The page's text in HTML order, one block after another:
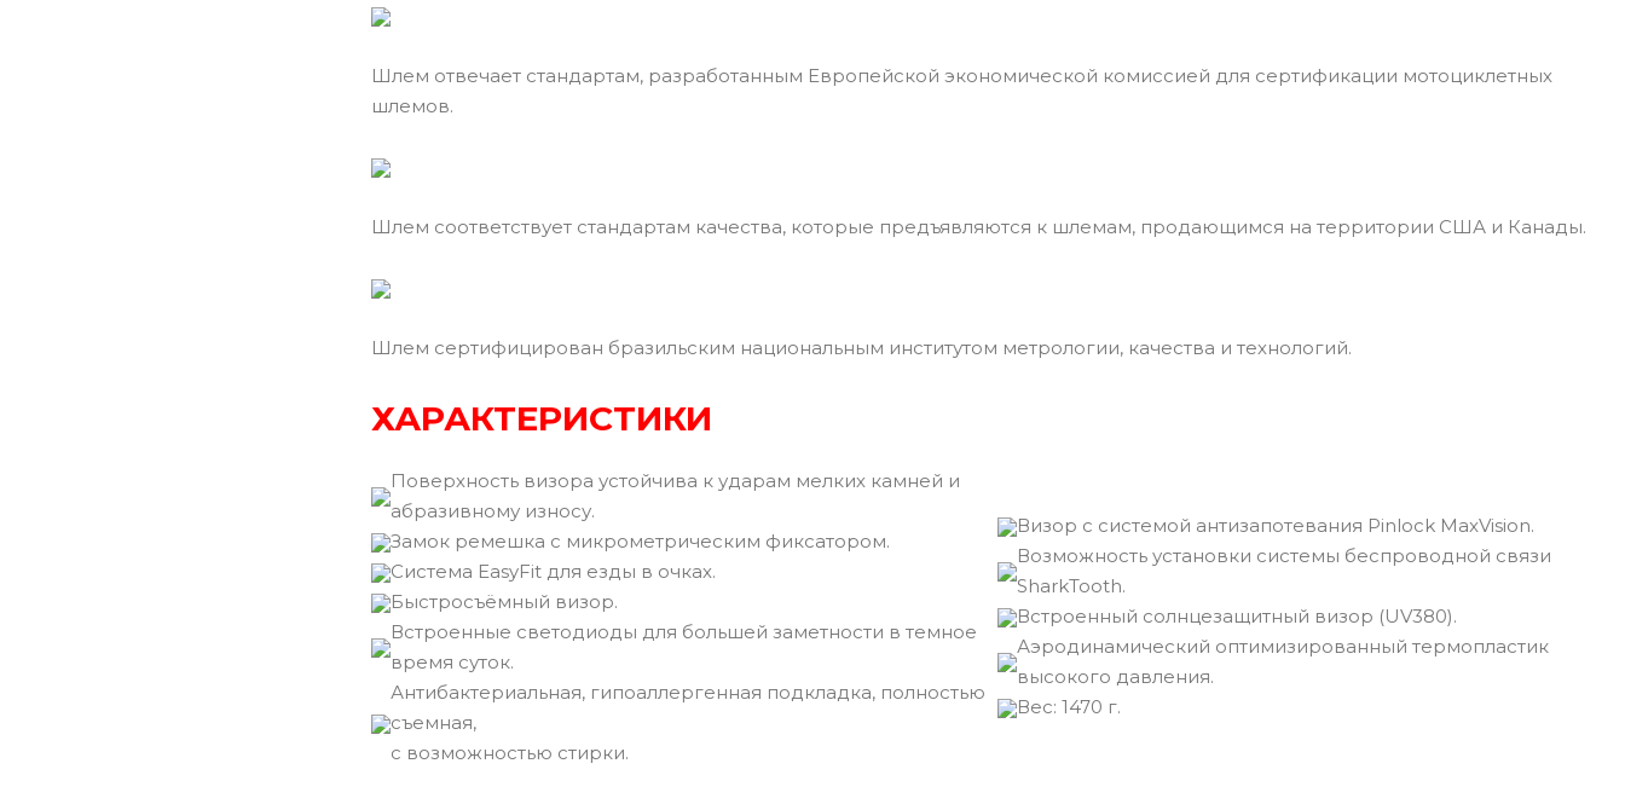
Шлем отвечает стандартам, разработанным Европейской экономической комиссией для сертификации мотоциклетных
шлемов.
Шлем соответствует стандартам качества, которые предъявляются к шлемам, продающимся на территории США и Канады.
Шлем сертифицирован бразильским национальным институтом метрологии, качества и технологий.
ХАРАКТЕРИСТИКИ
Поверхность визора устойчива к ударам мелких камней и
абразивному износу.
Замок ремешка с микрометрическим фиксатором.
Cистема EasyFit для езды в очках.
Быстросъёмный визор.
Встроенные светодиоды для большей заметности в темное
время суток.
Антибактериальная, гипоаллергенная подкладка, полностью
съемная,
с возможностью стирки.
Визор с системой антизапотевания Pinlock MaxVision.
Возможность установки системы беспроводной связи
SharkTooth.
Встроенный солнцезащитный визор (UV380).
Аэродинамический оптимизированный термопластик
высокого давления.
Вec: 1470 г.